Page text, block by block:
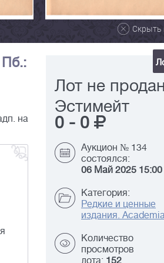
Скрыть
Пб.:
на
Лот не продан
Эстимейт
0 - 0
Аукцион № 134
состоялся:
06 Май 2025 15:00
Категория:
Редкие и ценные
издания.
Количество
просмотров
лота: 152